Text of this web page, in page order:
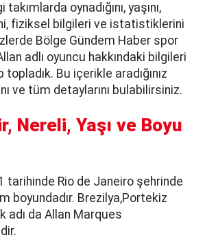
oynadığını, yaşını,
fiziksel bilgileri ve istatistiklerini
Bölge Gündem Haber spor
adlı oyuncu hakkındaki bilgileri
Bu içerikle aradığınız
ve tüm detaylarını bulabilirsiniz.
Nereli, Yaşı ve Boyu
tarihinde Rio de Janeiro şehrinde
boyundadır. Brezilya,Portekiz
adı da Allan Marques